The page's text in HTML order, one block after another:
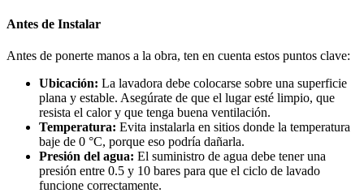
Antes de Instalar
Antes de ponerte manos a la obra, ten en cuenta estos puntos clave:
Ubicación: La lavadora debe colocarse sobre una superficie
plana y estable. Asegúrate de que el lugar esté limpio, que
resista el calor y que tenga buena ventilación.
Temperatura: Evita instalarla en sitios donde la temperatura
baje de 0 °C, porque eso podría dañarla.
Presión del agua: El suministro de agua debe tener una
presión entre 0.5 y 10 bares para que el ciclo de lavado
funcione correctamente.